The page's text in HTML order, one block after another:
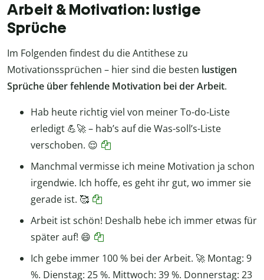
Arbeit & Motivation: lustige
Sprüche
Im Folgenden findest du die Antithese zu
Motivationssprüchen – hier sind die besten lustigen
Sprüche über fehlende Motivation bei der Arbeit.
Hab heute richtig viel von meiner To-do-Liste
erledigt 💪🚀 – hab’s auf die Was-soll’s-Liste
verschoben. 😌
Manchmal vermisse ich meine Motivation ja schon
irgendwie. Ich hoffe, es geht ihr gut, wo immer sie
gerade ist. 🥰
Arbeit ist schön! Deshalb hebe ich immer etwas für
später auf! 😄
Ich gebe immer 100 % bei der Arbeit. 🚀 Montag: 9
%. Dienstag: 25 %. Mittwoch: 39 %. Donnerstag: 23